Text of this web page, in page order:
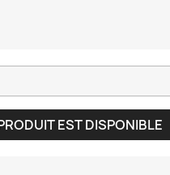
EST DISPONIBLE